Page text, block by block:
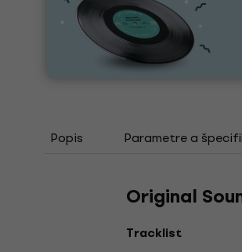
Popis Parametre a
Original
Tracklist